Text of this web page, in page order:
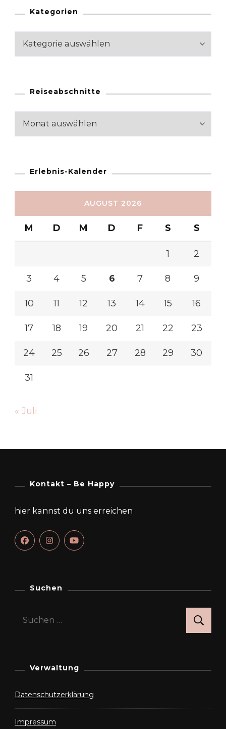
Kategorien
Kategorien
Reiseabschnitte
Reiseabschnitte
Erlebnis-Kalender
AUGUST 2026
M D M D F S S
1 2
3 4 5 6 7 8 9
10 11 12 13 14 15 16
17 18 19 20 21 22 23
24 25 26 27 28 29 30
31
« Juli
Kontakt – Be Happy
hier kannst du uns erreichen
Suchen
Suchen
Verwaltung
Datenschutzerklärung
Impressum